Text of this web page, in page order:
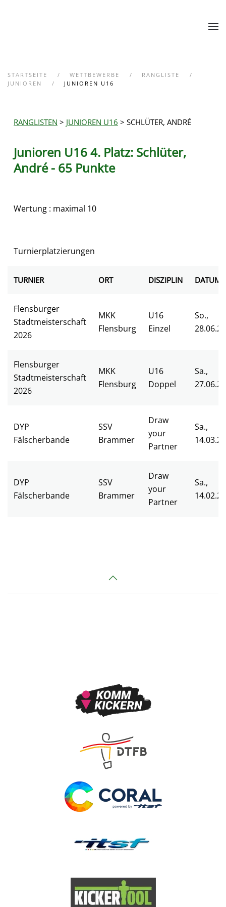
STARTSEITE WETTBEWERBE
RANGLISTE
JUNIOREN
JUNIOREN U16
RANGLISTEN > JUNIOREN U16 > SCHLÜTER, ANDRÉ
Junioren U16 4. Platz: Schlüter,
André - 65 Punkte
Wertung : maximal 10
Turnierplatzierungen
TURNIER ORT DISZIPLIN DATUM
Flensburger
Stadtmeisterschaft
2026
MKK
Flensburg
U16
Einzel
So.,
Flensburger
Stadtmeisterschaft
2026
MKK
Flensburg
U16
Doppel
Sa.,
DYP
Fälscherbande
SSV
Brammer
Draw
your
Partner
Sa.,
DYP
Fälscherbande
SSV
Brammer
Draw
your
Partner
Sa.,